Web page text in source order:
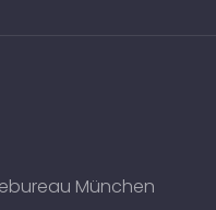
München